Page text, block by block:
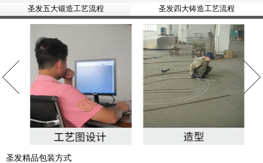
圣发五大锻造工艺流程 圣发四大铸造工艺流程
圣发精品包装方式